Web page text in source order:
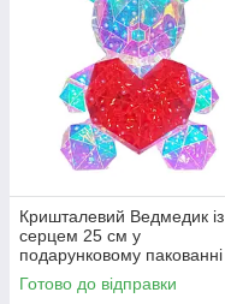
Кришталевий Ведмедик із
серцем 25 см у
подарунковому пакованні
Ведмедик-світильник 3D
Teddy Bear LED нічник
Готово до відправки